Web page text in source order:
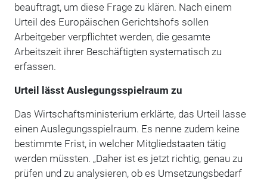
beauftragt, um diese Frage zu klären. Nach einem
Urteil des Europäischen Gerichtshofs sollen
Arbeitgeber verpflichtet werden, die gesamte
Arbeitszeit ihrer Beschäftigten systematisch zu
erfassen.
Urteil lässt Auslegungsspielraum zu
Das Wirtschaftsministerium erklärte, das Urteil lasse
einen Auslegungsspielraum. Es nenne zudem keine
bestimmte Frist, in welcher Mitgliedstaaten tätig
werden müssten. „Daher ist es jetzt richtig, genau zu
prüfen und zu analysieren, ob es Umsetzungsbedarf